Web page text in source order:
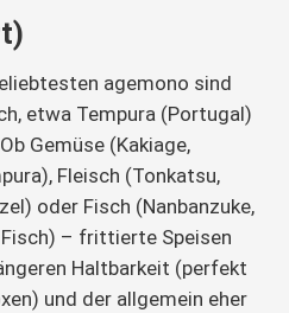
agemono sind
etwa Tempura (Portugal)
Gemüse (Kakiage,
Fleisch (Tonkatsu,
oder Fisch (Nanbanzuke,
– frittierte Speisen
Haltbarkeit (perfekt
und der allgemein eher